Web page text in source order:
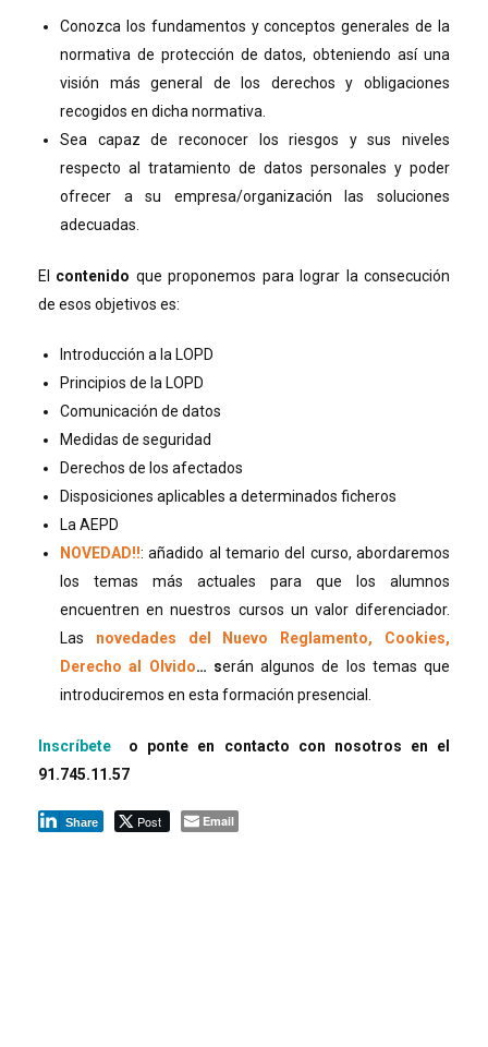
Conozca los fundamentos y conceptos generales de la
normativa de protección de datos, obteniendo así una
visión más general de los derechos y obligaciones
recogidos en dicha normativa.
Sea capaz de reconocer los riesgos y sus niveles
respecto al tratamiento de datos personales y poder
ofrecer a su empresa/organización las soluciones
adecuadas.
El contenido que proponemos para lograr la consecución
de esos objetivos es:
Introducción a la LOPD
Principios de la LOPD
Comunicación de datos
Medidas de seguridad
Derechos de los afectados
Disposiciones aplicables a determinados ficheros
La AEPD
NOVEDAD!!: añadido al temario del curso, abordaremos
los temas más actuales para que los alumnos
encuentren en nuestros cursos un valor diferenciador.
Las novedades del Nuevo Reglamento, Cookies,
Derecho al Olvido… serán algunos de los temas que
introduciremos en esta formación presencial.
Inscríbete o ponte en contacto con nosotros en el
91.745.11.57
Share Post Email